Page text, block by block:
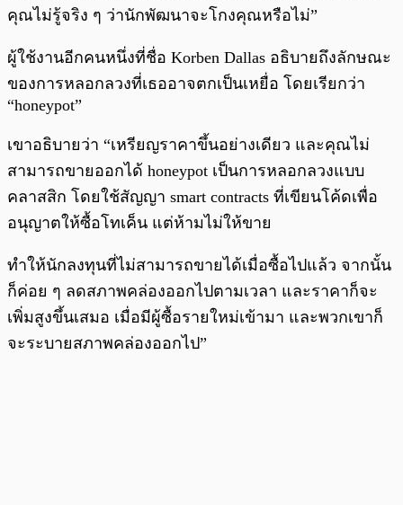
คุณไม่รู้จริง ๆ ว่านักพัฒนาจะโกงคุณหรือไม่”
ผู้ใช้งานอีกคนหนึ่งที่ชื่อ Korben Dallas อธิบายถึงลักษณะ
ของการหลอกลวงที่เธออาจตกเป็นเหยื่อ โดยเรียกว่า
“honeypot”
เขาอธิบายว่า “เหรียญราคาขึ้นอย่างเดียว และคุณไม่
สามารถขายออกได้ honeypot เป็นการหลอกลวงแบบ
คลาสสิก โดยใช้สัญญา smart contracts ที่เขียนโค้ดเพื่อ
อนุญาตให้ซื้อโทเค็น แต่ห้ามไม่ให้ขาย
ทำให้นักลงทุนที่ไม่สามารถขายได้เมื่อซื้อไปแล้ว จากนั้น
ก็ค่อย ๆ ลดสภาพคล่องออกไปตามเวลา และราคาก็จะ
เพิ่มสูงขึ้นเสมอ เมื่อมีผู้ซื้อรายใหม่เข้ามา และพวกเขาก็
จะระบายสภาพคล่องออกไป”